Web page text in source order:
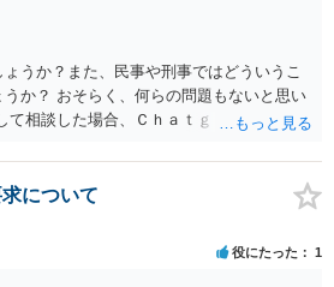
うか？また、民事や刑事ではどういうこ
か？ おそらく、何らの問題もないと思い
て相談した場合、Ｃｈａｔｇｐｔがｏｐｅ
人名や会社名を特定していない限り、一
に織り込まれる可能性が生じるにすぎま
、秘密情報に当たるとは思えませんし、名
対する誹謗中傷の不特定多数への公開に
もちろん、誰がその内容をｃｈａｔｇｐｔ
について
役にたった 1